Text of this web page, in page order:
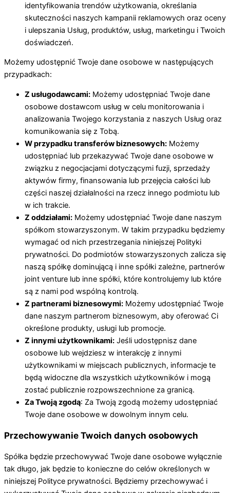
identyfikowania trendów użytkowania, określania
skuteczności naszych kampanii reklamowych oraz oceny
i ulepszania Usług, produktów, usług, marketingu i Twoich
doświadczeń.
Możemy udostępnić Twoje dane osobowe w następujących
przypadkach:
Z usługodawcami: Możemy udostępniać Twoje dane
osobowe dostawcom usług w celu monitorowania i
analizowania Twojego korzystania z naszych Usług oraz
komunikowania się z Tobą.
W przypadku transferów biznesowych: Możemy
udostępniać lub przekazywać Twoje dane osobowe w
związku z negocjacjami dotyczącymi fuzji, sprzedaży
aktywów firmy, finansowania lub przejęcia całości lub
części naszej działalności na rzecz innego podmiotu lub
w ich trakcie.
Z oddziałami: Możemy udostępniać Twoje dane naszym
spółkom stowarzyszonym. W takim przypadku będziemy
wymagać od nich przestrzegania niniejszej Polityki
prywatności. Do podmiotów stowarzyszonych zalicza się
naszą spółkę dominującą i inne spółki zależne, partnerów
joint venture lub inne spółki, które kontrolujemy lub które
są z nami pod wspólną kontrolą.
Z partnerami biznesowymi: Możemy udostępniać Twoje
dane naszym partnerom biznesowym, aby oferować Ci
określone produkty, usługi lub promocje.
Z innymi użytkownikami: Jeśli udostępnisz dane
osobowe lub wejdziesz w interakcję z innymi
użytkownikami w miejscach publicznych, informacje te
będą widoczne dla wszystkich użytkowników i mogą
zostać publicznie rozpowszechnione za granicą.
Za Twoją zgodą: Za Twoją zgodą możemy udostępniać
Twoje dane osobowe w dowolnym innym celu.
Przechowywanie Twoich danych osobowych
Spółka będzie przechowywać Twoje dane osobowe wyłącznie
tak długo, jak będzie to konieczne do celów określonych w
niniejszej Polityce prywatności. Będziemy przechowywać i